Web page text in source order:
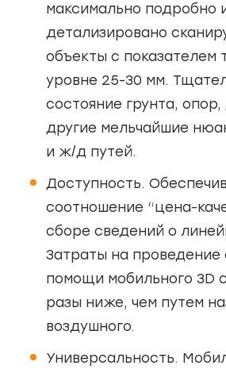
максимально подробно
детализировано
объекты с показателем
уровне 25-30 мм.
состояние грунта,
другие мельчайшие
и ж/д путей.
Доступность.
соотношение “цена-
сборе сведений о
Затраты на проведение
помощи мобильного 3D
разы ниже, чем путем
воздушного.
Универсальность.